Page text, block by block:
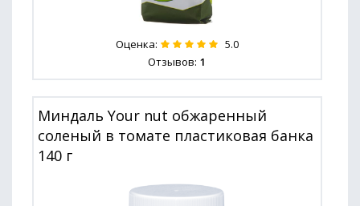
Оценка: 5.0
Отзывов: 1
Миндаль Your nut обжаренный
соленый в томате пластиковая банка
140 г